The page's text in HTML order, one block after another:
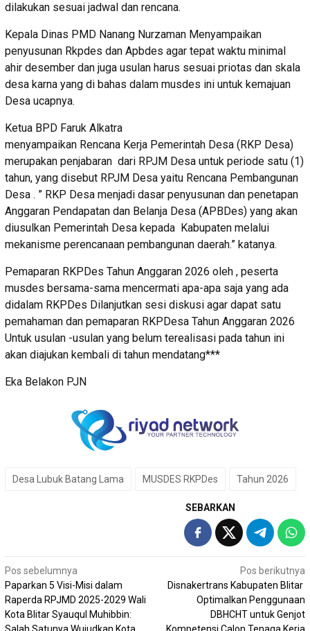
dilakukan sesuai jadwal dan rencana.
Kepala Dinas PMD Nanang Nurzaman Menyampaikan
penyusunan Rkpdes dan Apbdes agar tepat waktu minimal
ahir desember dan juga usulan harus sesuai priotas dan skala
desa karna yang di bahas dalam musdes ini untuk kemajuan
Desa ucapnya.
Ketua BPD Faruk Alkatra
menyampaikan Rencana Kerja Pemerintah Desa (RKP Desa)
merupakan penjabaran dari RPJM Desa untuk periode satu (1)
tahun, yang disebut RPJM Desa yaitu Rencana Pembangunan
Desa . ” RKP Desa menjadi dasar penyusunan dan penetapan
Anggaran Pendapatan dan Belanja Desa (APBDes) yang akan
diusulkan Pemerintah Desa kepada Kabupaten melalui
mekanisme perencanaan pembangunan daerah.” katanya.
Pemaparan RKPDes Tahun Anggaran 2026 oleh , peserta
musdes bersama-sama mencermati apa-apa saja yang ada
didalam RKPDes Dilanjutkan sesi diskusi agar dapat satu
pemahaman dan pemaparan RKPDesa Tahun Anggaran 2026
Untuk usulan -usulan yang belum terealisasi pada tahun ini
akan diajukan kembali di tahun mendatang***
Eka Belakon PJN
Desa Lubuk Batang Lama MUSDES RKPDes Tahun 2026
SEBARKAN
Navigasi
pos
Pos sebelumnya
Paparkan 5 Visi-Misi dalam
Raperda RPJMD 2025-2029 Wali
Kota Blitar Syauqul Muhibbin:
Pos berikutnya
Disnakertrans Kabupaten Blitar
Optimalkan Penggunaan
DBHCHT untuk Genjot